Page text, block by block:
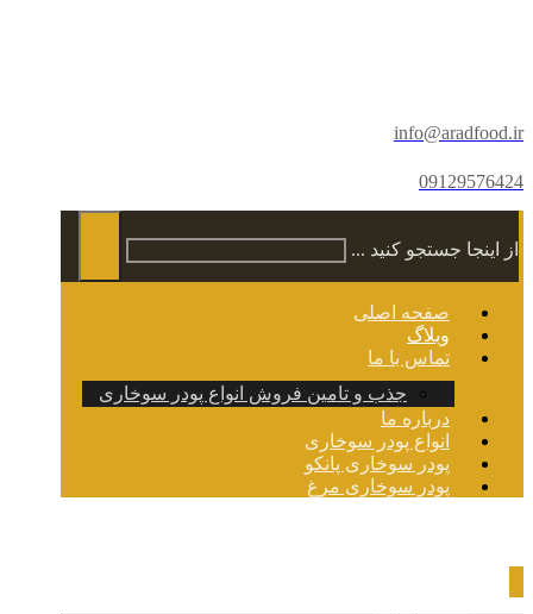
info@aradfood.ir
09129576424
از اینجا جستجو کنید ...
صفحه اصلی
وبلاگ
تماس با ما
جذب و تامین فروش انواع پودر سوخاری
درباره ما
انواع پودر سوخاری
پودر سوخاری پانکو
پودر سوخاری مرغ